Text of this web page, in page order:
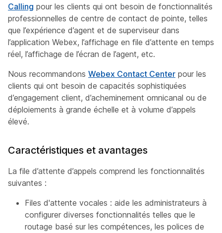
Calling pour les clients qui ont besoin de fonctionnalités
professionnelles de centre de contact de pointe, telles
que l’expérience d’agent et de superviseur dans
l’application Webex, l’affichage en file d’attente en temps
réel, l’affichage de l’écran de l’agent, etc.
Nous recommandons Webex Contact Center pour les
clients qui ont besoin de capacités sophistiquées
d’engagement client, d’acheminement omnicanal ou de
déploiements à grande échelle et à volume d’appels
élevé.
Caractéristiques et avantages
La file d’attente d’appels comprend les fonctionnalités
suivantes :
Files d'attente vocales : aide les administrateurs à
configurer diverses fonctionnalités telles que le
routage basé sur les compétences, les polices de